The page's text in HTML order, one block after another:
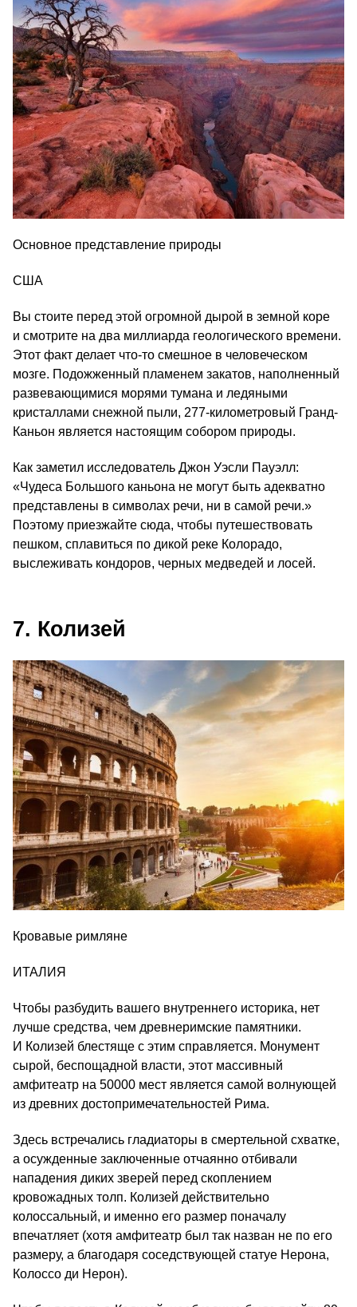
Основное представление природы
США
Вы стоите перед этой огромной дырой в земной коре
и смотрите на два миллиарда геологического времени.
Этот факт делает что-то смешное в человеческом
мозге. Подожженный пламенем закатов, наполненный
развевающимися морями тумана и ледяными
кристаллами снежной пыли, 277-километровый Гранд-
Каньон является настоящим собором природы.
Как заметил исследователь Джон Уэсли Пауэлл:
«Чудеса Большого каньона не могут быть адекватно
представлены в символах речи, ни в самой речи.»
Поэтому приезжайте сюда, чтобы путешествовать
пешком, сплавиться по дикой реке Колорадо,
выслеживать кондоров, черных медведей и лосей.
7. Колизей
Кровавые римляне
ИТАЛИЯ
Чтобы разбудить вашего внутреннего историка, нет
лучше средства, чем древнеримские памятники.
И Колизей блестяще с этим справляется. Монумент
сырой, беспощадной власти, этот массивный
амфитеатр на 50000 мест является самой волнующей
из древних достопримечательностей Рима.
Здесь встречались гладиаторы в смертельной схватке,
а осужденные заключенные отчаянно отбивали
нападения диких зверей перед скоплением
кровожадных толп. Колизей действительно
колоссальный, и именно его размер поначалу
впечатляет (хотя амфитеатр был так назван не по его
размеру, а благодаря соседствующей статуе Нерона,
Колоссо ди Нерон).